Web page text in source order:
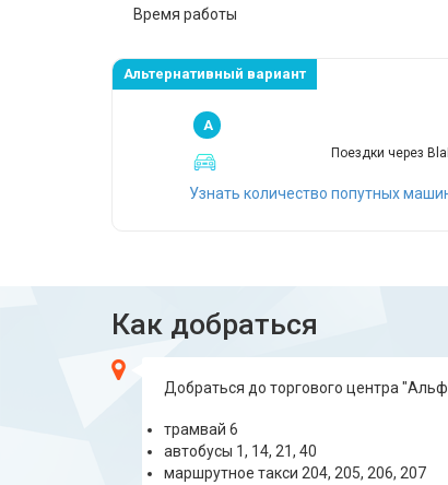
Время работы
Альтернативный вариант
A
Поездки через
Узнать количество попутных
Как добраться
Добраться до торгового центра
трамвай 6
автобусы 1, 14, 21, 40
маршрутное такси 204, 205, 206, 207